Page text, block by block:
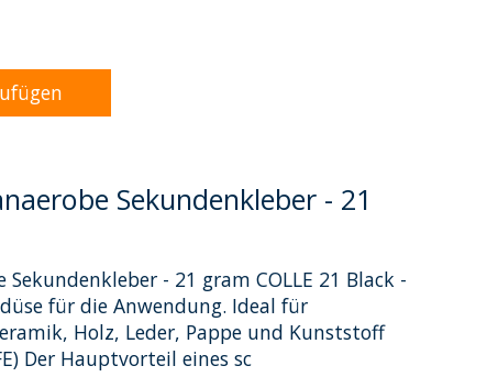
Sekundenkleber - 21
Sekundenkleber - 21 gram COLLE 21 Black -
für die Anwendung. Ideal für
Holz, Leder, Pappe und Kunststoff
Der Hauptvorteil eines sc